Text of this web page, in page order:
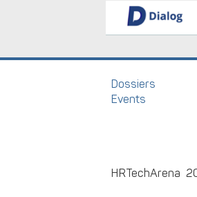
Dossiers
Events
HRTechArena